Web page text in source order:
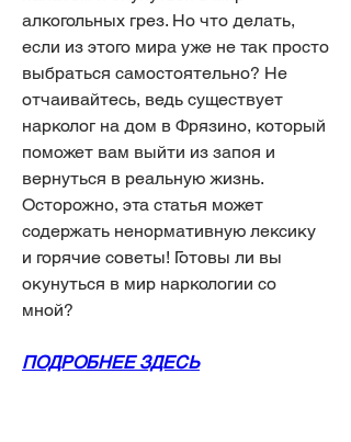
алкогольных грез. Но что делать,
если из этого мира уже не так просто
выбраться самостоятельно? Не
отчаивайтесь, ведь существует
нарколог на дом в Фрязино, который
поможет вам выйти из запоя и
вернуться в реальную жизнь.
Осторожно, эта статья может
содержать ненормативную лексику
и горячие советы! Готовы ли вы
окунуться в мир наркологии со
мной?
ПОДРОБНЕЕ ЗДЕСЬ